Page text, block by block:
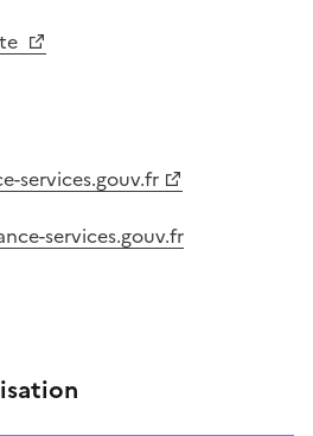
services.gouv.fr
services.gouv.fr